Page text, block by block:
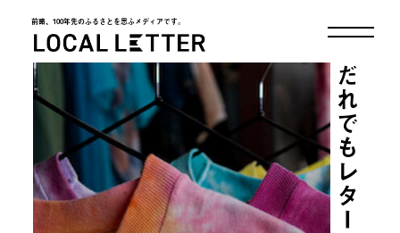
前略、100年先のふるさとを思ふメディアです。
LOCAL LETTER
だれでもレター